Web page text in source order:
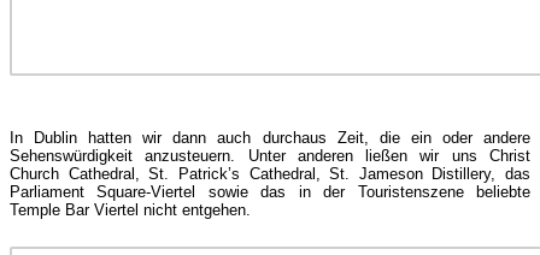
In Dublin hatten wir dann auch durchaus Zeit, die ein oder andere
Sehenswürdigkeit anzusteuern. Unter anderen ließen wir uns Christ
Church Cathedral, St. Patrick’s Cathedral, St. Jameson Distillery, das
Parliament Square-Viertel sowie das in der Touristenszene beliebte
Temple Bar Viertel nicht entgehen.